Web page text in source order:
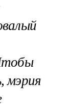
мэрия